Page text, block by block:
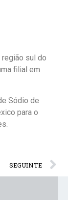
sul do
filial em
Sódio de
para o
SEGUINTE